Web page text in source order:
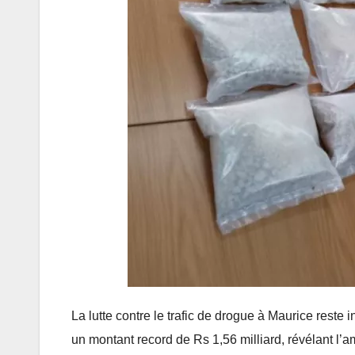
La lutte contre le trafic de drogue à Maurice
un montant record de Rs 1,56 milliard, révélant
Budget 2026
2027 présenté
par le Premier
ministre et
qui rafle
millions
silence
JUNE 3, 2026
RÉDACTION